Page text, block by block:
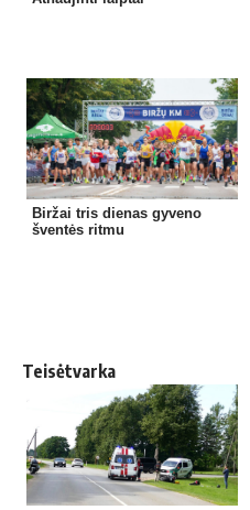
Biržai tris dienas gyveno
šventės ritmu
Teisėtvarka